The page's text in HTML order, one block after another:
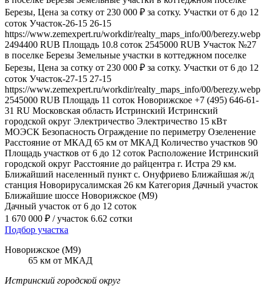
Березы, Цена за сотку от 230 000 ₽ за сотку. Участки от 6 до 12
соток Участок-26-15 26-15
https://www.zemexpert.ru/workdir/realty_maps_info/00/berezy.webp
2494400 RUB Площадь 10.8 соток 2545000 RUB Участок №27
в поселке Березы Земельные участки в коттеджном поселке
Березы, Цена за сотку от 230 000 ₽ за сотку. Участки от 6 до 12
соток Участок-27-15 27-15
https://www.zemexpert.ru/workdir/realty_maps_info/00/berezy.webp
2545000 RUB Площадь 11 соток Новорижское +7 (495) 646-61-
31 RU Московская область Истринский Истринский
городской округ Электричество Электричество 15 кВт
МОЭСК Безопасность Ограждение по периметру Озеленение
Расстояние от МКАД 65 км от МКАД Количество участков 90
Площадь участков от 6 до 12 соток Расположение Истринский
городской округ Расстояние до райцентра г. Истра 29 км.
Ближайший населенный пункт c. Онуфриево Ближайшая ж/д
станция Новорирусалимская 26 км Категория Дачный участок
Ближайшие шоссе Новорижское (М9)
Дачный участок от 6 до 12 соток
1 670 000 ₽ / участок 6.62 сотки
Подбор участка
Новорижское (М9)
65 км от МКАД
Истринский городской округ